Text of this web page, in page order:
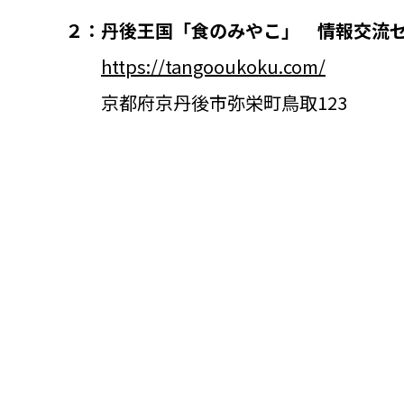
２：丹後王国「食のみやこ」 情報交流
https://tangooukoku.com/
京都府京丹後市弥栄町鳥取123